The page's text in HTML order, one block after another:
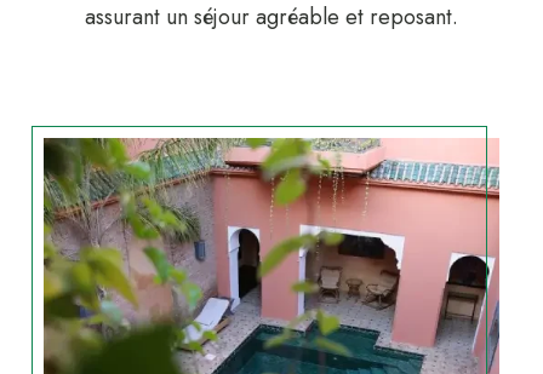
assurant un séjour agréable et reposant.